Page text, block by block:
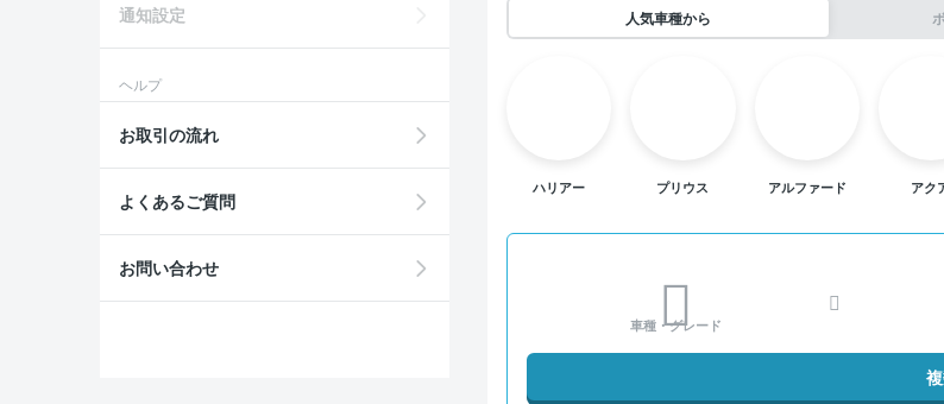
人気車種から
ハリアー プリウス アルファード アク
車種・グレード
通知設定
ヘルプ
お取引の流れ
よくあるご質問
お問い合わせ